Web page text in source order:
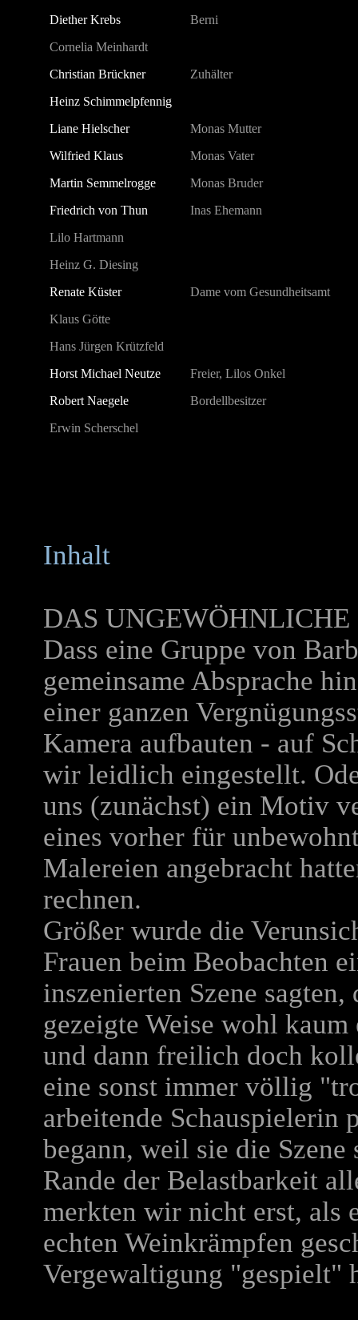
Diether Krebs
Berni
Cornelia Meinhardt
Christian Brückner
Zuhälter
Heinz Schimmelpfennig
Liane Hielscher
Monas Mutter
Wilfried Klaus
Monas Vater
Martin Semmelrogge
Monas Bruder
Friedrich von Thun
Inas Ehemann
Lilo Hartmann
Heinz G. Diesing
Renate Küster
Dame vom Gesundheitsamt
Klaus Götte
Hans Jürgen Krützfeld
Horst Michael Neutze
Freier, Lilos Onkel
Robert Naegele
Bordellbesitzer
Erwin Scherschel
Inhalt
DAS
Dass eine Gruppe von
gemeinsame Absprache
einer ganzen
Kamera aufbauten - auf
wir leidlich eingestellt.
uns (zunächst) ein Motiv
eines vorher für
Malereien angebracht
rechnen.
Größer wurde die
Frauen beim Beobachten
inszenierten Szene
gezeigte Weise wohl
und dann freilich doch
eine sonst immer völlig
arbeitende
begann, weil sie die
Rande der Belastbarkeit
merkten wir nicht erst, als
echten Weinkrämpfen
Vergewaltigung "gespielt"